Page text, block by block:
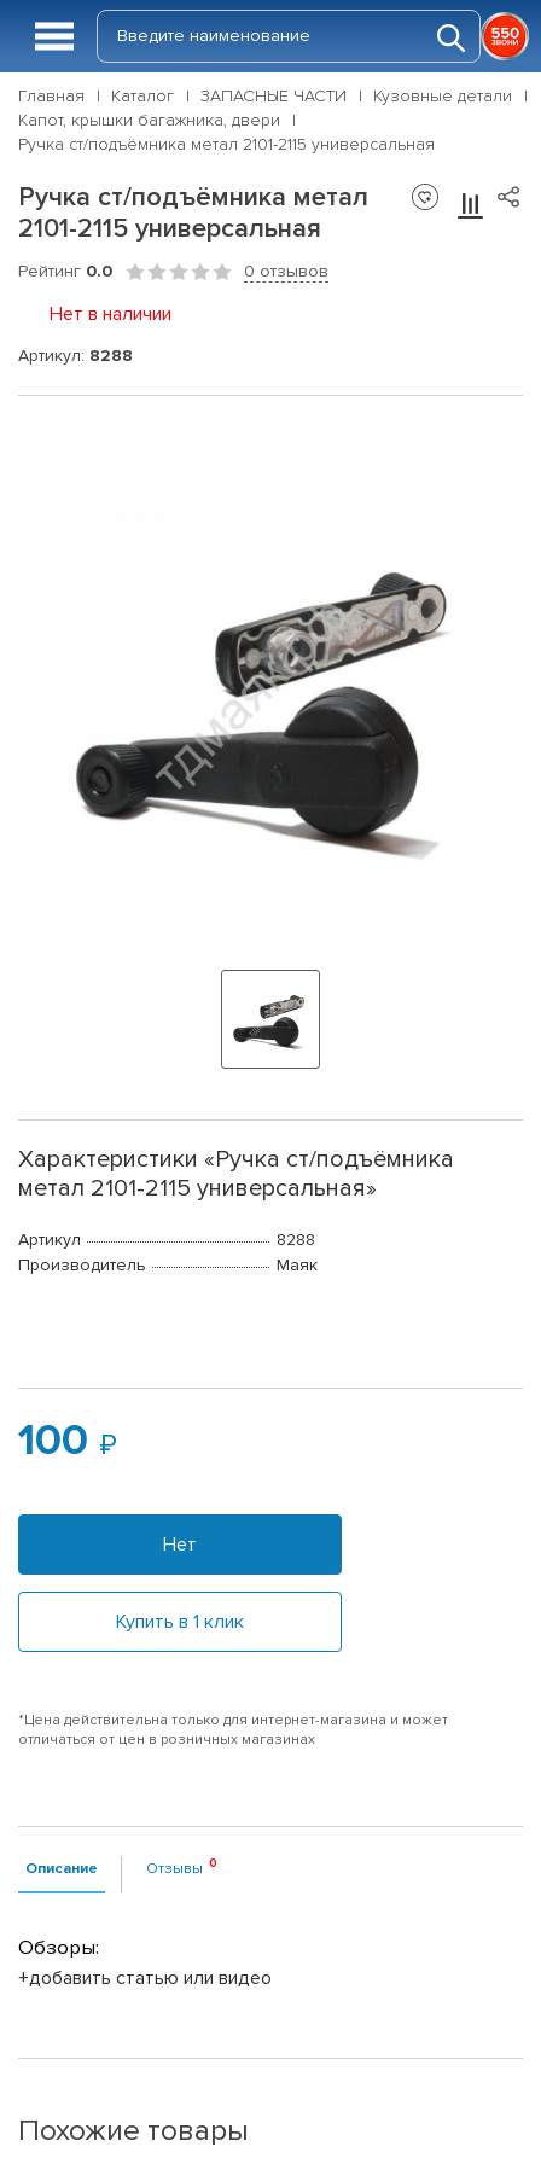
Главная Каталог ЗАПАСНЫЕ ЧАСТИ
Кузовные детали
Капот, крышки багажника, двери
Ручка ст/подъёмника метал 2101-2115 универсальная
Ручка ст/подъёмника метал
2101-2115 универсальная
Рейтинг 0.0 0 отзывов
Нет в наличии
Артикул: 8288
Характеристики «Ручка ст/подъёмника
метал 2101-2115 универсальная»
Артикул
8288
Производитель
Маяк
100
Нет
Купить в 1 клик
*Цена действительна только для интернет-магазина и может
отличаться от цен в розничных магазинах
Описание Отзывы
Обзоры:
+добавить статью или видео
Похожие товары